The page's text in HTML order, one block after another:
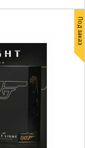
Под заказ